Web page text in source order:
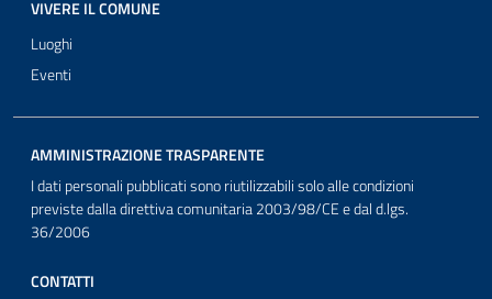
VIVERE IL COMUNE
Luoghi
Eventi
AMMINISTRAZIONE TRASPARENTE
I dati personali pubblicati sono riutilizzabili solo alle condizioni
previste dalla direttiva comunitaria 2003/98/CE e dal d.lgs.
36/2006
CONTATTI